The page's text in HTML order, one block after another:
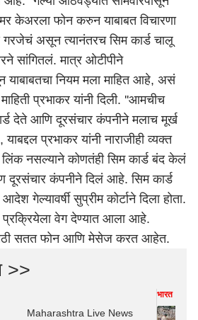
केअरला फोन करुन याबाबत विचारणा
असून त्यानंतरच सिम कार्ड चालू
सांगितलं. मात्र ओटीपीने
नियम मला माहित आहे, असं
प्रभाकर यांनी दिली. ''आमचीच
देते आणि दूरसंचार कंपनीने मलाच मूर्ख
प्रभाकर यांनी नाराजीही व्यक्त
नसल्याने कोणतंही सिम कार्ड बंद केलं
दूरसंचार कंपनीने दिलं आहे. सिम कार्ड
गेल्यावर्षी सुप्रीम कोर्टाने दिला होता.
वेग देण्यात आला आहे.
सतत फोन आणि मेसेज करत आहेत.
>>
Maharashtra Live News
भारत